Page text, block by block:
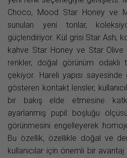
Choco, Mood Star Honey ve
sunulan yeni tonlar,
güçlendiriyor. Kül grisi Star Ash,
kahve Star Honey ve Star Olive
renkler, doğal görünüm odaklı
çekiyor. Hareli yapısı
gösteren kontakt lensler,
bir bakış elde etmesine
ayarlanmış pupil boşluğu
görünmesini engelleyerek
Bu özellik, özellikle doğal ve
kullanıcılar için önemli bir